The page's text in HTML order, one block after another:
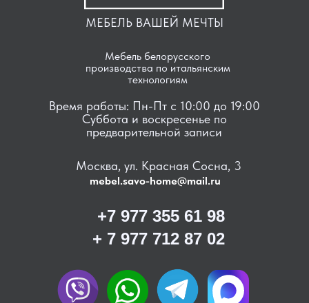
+ 7 977 712 87 02
Время работы: Пн-Пт с 10:00 до 19:00
Суббота и воскресенье по
предварительной записи
Москва, ул. Красная Сосна, 3
+7 977 355 61 98
Мебель белорусского
производства по итальянским
технологиям
МЕБЕЛЬ ВАШЕЙ МЕЧТЫ
mebel.savo-home@mail.ru